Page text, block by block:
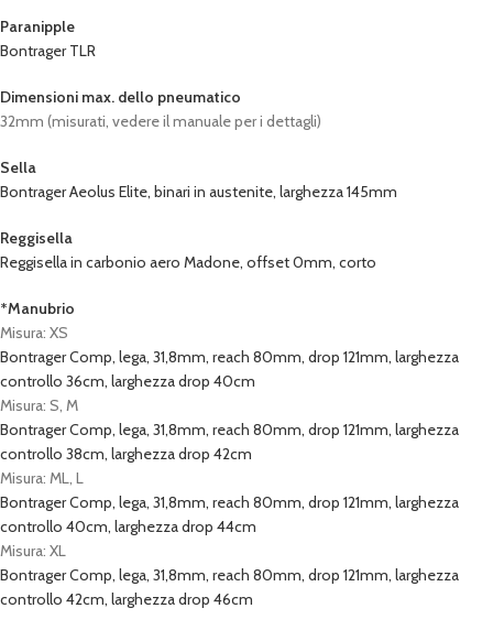
Paranipple
Bontrager TLR
Dimensioni max. dello pneumatico
32mm (misurati, vedere il manuale per i dettagli)
Sella
Bontrager Aeolus Elite, binari in austenite, larghezza 145mm
Reggisella
Reggisella in carbonio aero Madone, offset 0mm, corto
*Manubrio
Misura: XS
Bontrager Comp, lega, 31,8mm, reach 80mm, drop 121mm, larghezza
controllo 36cm, larghezza drop 40cm
Misura: S, M
Bontrager Comp, lega, 31,8mm, reach 80mm, drop 121mm, larghezza
controllo 38cm, larghezza drop 42cm
Misura: ML, L
Bontrager Comp, lega, 31,8mm, reach 80mm, drop 121mm, larghezza
controllo 40cm, larghezza drop 44cm
Misura: XL
Bontrager Comp, lega, 31,8mm, reach 80mm, drop 121mm, larghezza
controllo 42cm, larghezza drop 46cm